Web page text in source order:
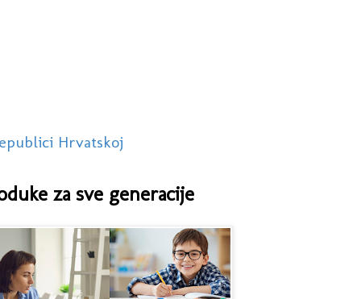
Hrvatskoj
za sve generacije